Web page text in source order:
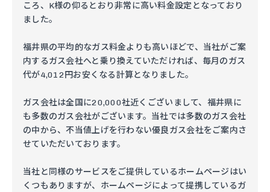
ころ、K様の仰るとおり非常に高い料金設定となっており
ました。
福井県の平均的なガス料金よりも高いほどで、当社がご案
内するガス会社へと乗り換えていただければ、毎月のガス
代が4,012円お安くなる計算となりました。
ガス会社は全国に20,000社近くございまして、福井県に
も多数のガス会社がございます。当社では多数のガス会社
の中から、不当値上げを行わない優良ガス会社をご案内さ
せていただいております。
当社と同様のサービスをご提供しているホームページはい
くつもありますが、ホームページによって提携しているガ